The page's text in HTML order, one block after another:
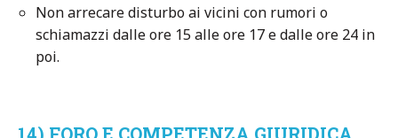
Non arrecare disturbo ai vicini con rumori o
schiamazzi dalle ore 15 alle ore 17 e dalle ore 24 in
poi.